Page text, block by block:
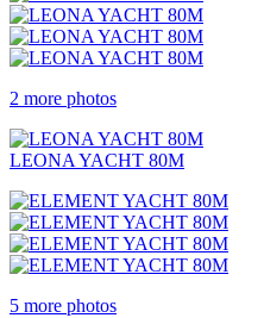
2 more photos
LEONA YACHT 80M
5 more photos